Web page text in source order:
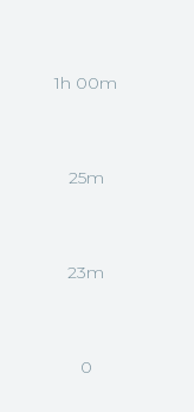
1h 00m
25m
23m
0